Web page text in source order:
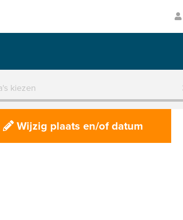
kiezen
Wijzig plaats en/of datum